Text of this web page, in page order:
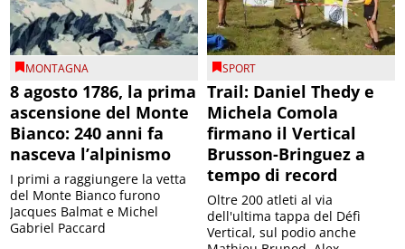
MONTAGNA
8 agosto 1786, la prima
ascensione del Monte
Bianco: 240 anni fa
nasceva l’alpinismo
I primi a raggiungere la vetta
del Monte Bianco furono
Jacques Balmat e Michel
Gabriel Paccard
SPORT
Trail: Daniel Thedy e
Michela Comola
firmano il Vertical
Brusson-Bringuez a
tempo di record
Oltre 200 atleti al via
dell'ultima tappa del Défì
Vertical, sul podio anche